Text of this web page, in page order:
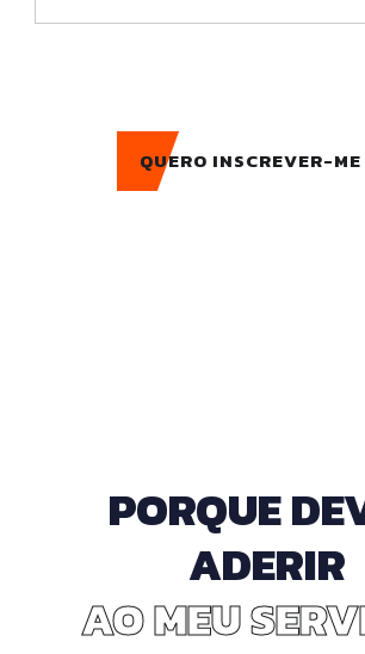
QUERO INSCREVER-ME
PORQUE
ADERIR
AO MEU